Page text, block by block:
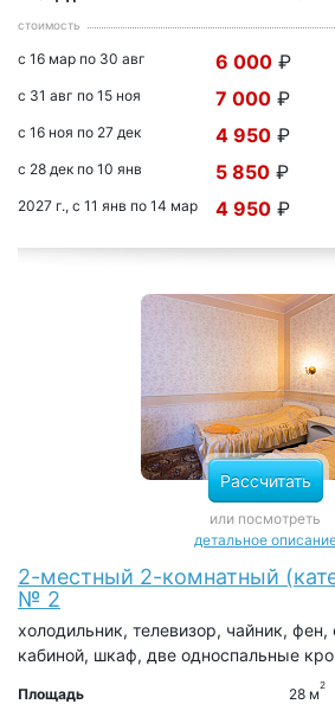
стоимость
с 16 мар по 30 авг 6 000 ₽
с 31 авг по 15 ноя 7 000 ₽
с 16 ноя по 27 дек 4 950 ₽
с 28 дек по 10 янв 5 850 ₽
2027 г., с 11 янв по 14 мар 4 950 ₽
Рассчитать
или посмотреть
детальное
2-местный 2-комнатный
№ 2
холодильник, телевизор, чайник,
кабиной, шкаф, две односпальные
Площадь 28 м2